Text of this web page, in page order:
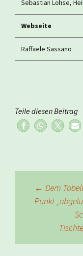
Sebastian Lohse,
Webseite
Raffaele Sassano
Teile diesen Beitrag
← Dem
Punkt